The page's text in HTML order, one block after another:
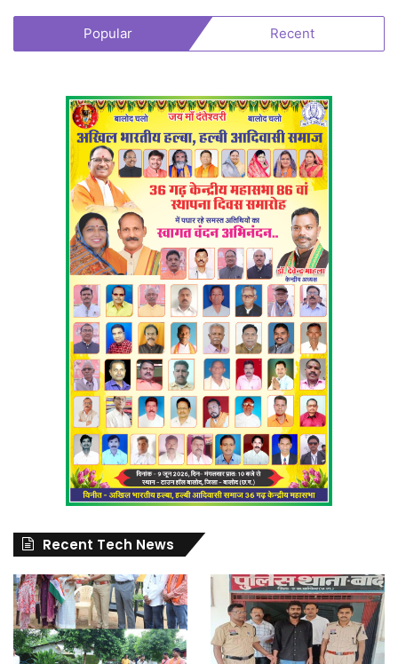
Popular Recent
Recent Tech News